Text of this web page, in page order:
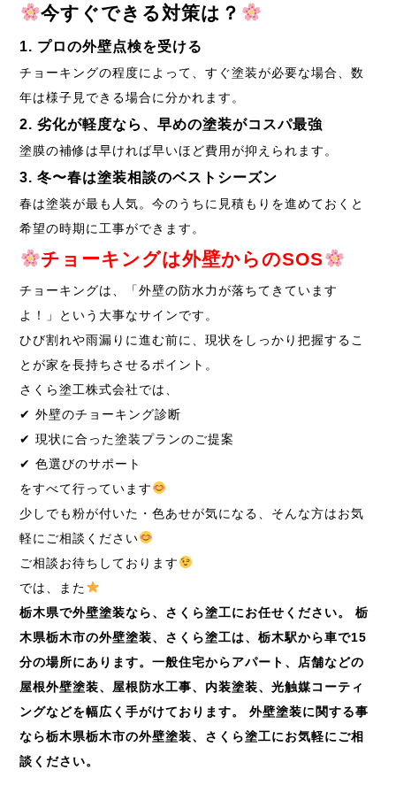
今すぐできる対策は？
1. プロの外壁点検を受ける
チョーキングの程度によって、すぐ塗装が必要な場合、数
年は様子見できる場合に分かれます。
2. 劣化が軽度なら、早めの塗装がコスパ最強
塗膜の補修は早ければ早いほど費用が抑えられます。
3. 冬〜春は塗装相談のベストシーズン
春は塗装が最も人気。今のうちに見積もりを進めておくと
希望の時期に工事ができます。
チョーキングは外壁からのSOS
チョーキングは、「外壁の防水力が落ちてきています
よ！」という大事なサインです。
ひび割れや雨漏りに進む前に、現状をしっかり把握するこ
とが家を長持ちさせるポイント。
さくら塗工株式会社では、
✔ 外壁のチョーキング診断
✔ 現状に合った塗装プランのご提案
✔ 色選びのサポート
をすべて行っています
少しでも粉が付いた・色あせが気になる、そんな方はお気
軽にご相談ください
ご相談お待ちしております
では、また
栃木県で外壁塗装なら、さくら塗工にお任せください。
栃
木県栃木市の外壁塗装、さくら塗工は、栃木駅から車で15
分の場所にあります。一般住宅からアパート、店舗などの
屋根外壁塗装、屋根防水工事、内装塗装、光触媒コーティ
ングなどを幅広く手がけております。
外壁塗装に関する事
なら栃木県栃木市の外壁塗装、さくら塗工にお気軽にご相
談ください。